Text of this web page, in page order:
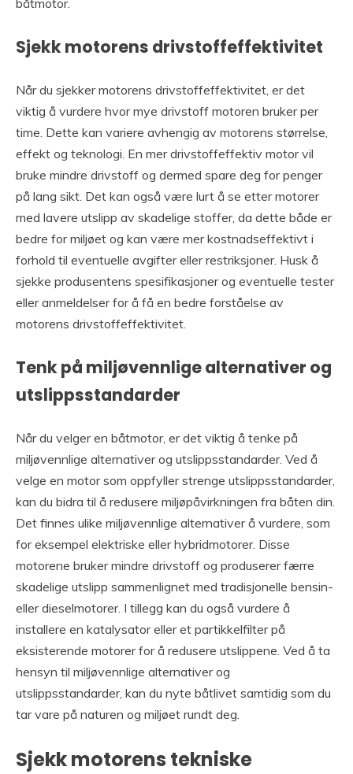
båtmotor.
Sjekk motorens drivstoffeffektivitet
Når du sjekker motorens drivstoffeffektivitet, er det
viktig å vurdere hvor mye drivstoff motoren bruker per
time. Dette kan variere avhengig av motorens størrelse,
effekt og teknologi. En mer drivstoffeffektiv motor vil
bruke mindre drivstoff og dermed spare deg for penger
på lang sikt. Det kan også være lurt å se etter motorer
med lavere utslipp av skadelige stoffer, da dette både er
bedre for miljøet og kan være mer kostnadseffektivt i
forhold til eventuelle avgifter eller restriksjoner. Husk å
sjekke produsentens spesifikasjoner og eventuelle tester
eller anmeldelser for å få en bedre forståelse av
motorens drivstoffeffektivitet.
Tenk på miljøvennlige alternativer og
utslippsstandarder
Når du velger en båtmotor, er det viktig å tenke på
miljøvennlige alternativer og utslippsstandarder. Ved å
velge en motor som oppfyller strenge utslippsstandarder,
kan du bidra til å redusere miljøpåvirkningen fra båten din.
Det finnes ulike miljøvennlige alternativer å vurdere, som
for eksempel elektriske eller hybridmotorer. Disse
motorene bruker mindre drivstoff og produserer færre
skadelige utslipp sammenlignet med tradisjonelle bensin-
eller dieselmotorer. I tillegg kan du også vurdere å
installere en katalysator eller et partikkelfilter på
eksisterende motorer for å redusere utslippene. Ved å ta
hensyn til miljøvennlige alternativer og
utslippsstandarder, kan du nyte båtlivet samtidig som du
tar vare på naturen og miljøet rundt deg.
Sjekk motorens tekniske